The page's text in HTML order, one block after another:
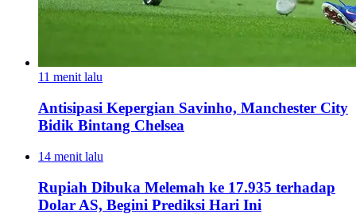
11 menit lalu
Antisipasi Kepergian Savinho, Manchester City
Bidik Bintang Chelsea
14 menit lalu
Rupiah Dibuka Melemah ke 17.935 terhadap
Dolar AS, Begini Prediksi Hari Ini